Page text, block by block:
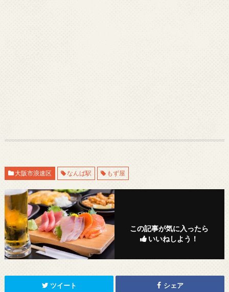
大阪市浪速区 なんば駅 もず屋
この記事が気に入ったら
いいねしよう！
ツイート シェア